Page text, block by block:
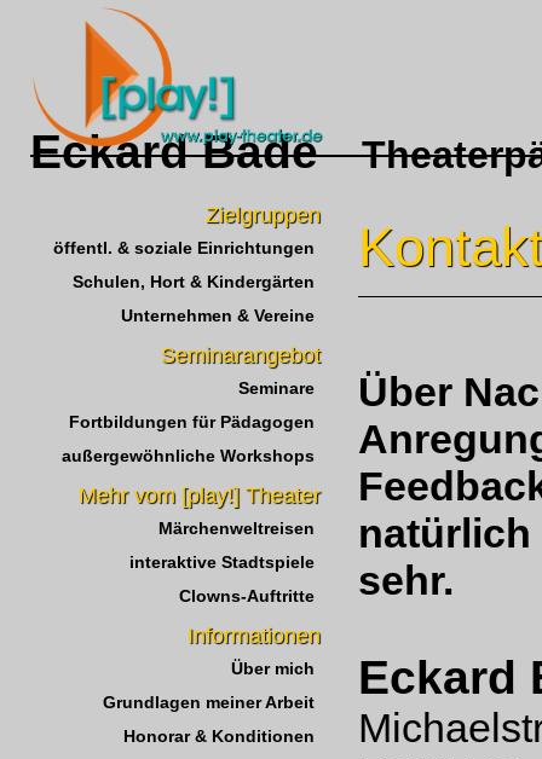
Eckard Bade
Zielgruppen
öffentl. & soziale Einrichtungen
Schulen, Hort & Kindergärten
Unternehmen & Vereine
Seminarangebot
Seminare
Fortbildungen für Pädagogen
außergewöhnliche Workshops
Mehr vom [play!] Theater
Märchenweltreisen
interaktive Stadtspiele
Clowns-Auftritte
Informationen
Über mich
Grundlagen meiner Arbeit
Honorar & Konditionen
Über
natürlich
sehr.
Eckard